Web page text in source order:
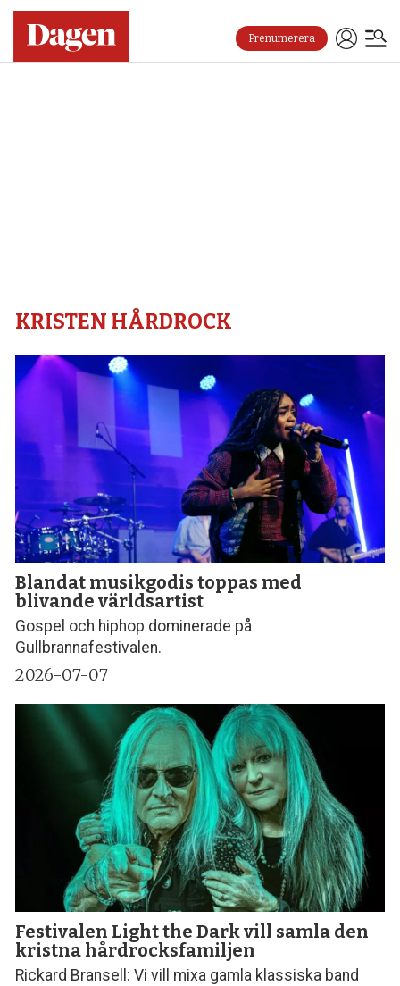
Prenumerera
KRISTEN HÅRDROCK
Blandat musikgodis toppas med
blivande världsartist
Gospel och hiphop dominerade på
Gullbrannafestivalen.
2026-07-07
Festivalen Light the Dark vill samla den
kristna hårdrocksfamiljen
Rickard Bransell: Vi vill mixa gamla klassiska band